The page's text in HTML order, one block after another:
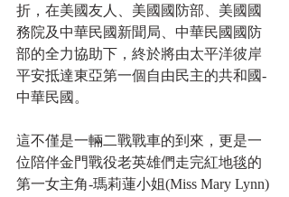
折，在美國友人、美國國防部、美國國
務院及中華民國新聞局、中華民國國防
部的全力協助下，終於將由太平洋彼岸
平安抵達東亞第一個自由民主的共和國-
中華民國。
這不僅是一輛二戰戰車的到來，更是一
位陪伴金門戰役老英雄們走完紅地毯的
第一女主角-瑪莉蓮小姐(Miss Mary Lynn)